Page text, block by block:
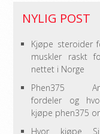
NYLIG POST
Kjøpe steroider
muskler raskt
nettet i Norge
Phen375
fordeler og
kjøpe phen375
Hvor kjøpe